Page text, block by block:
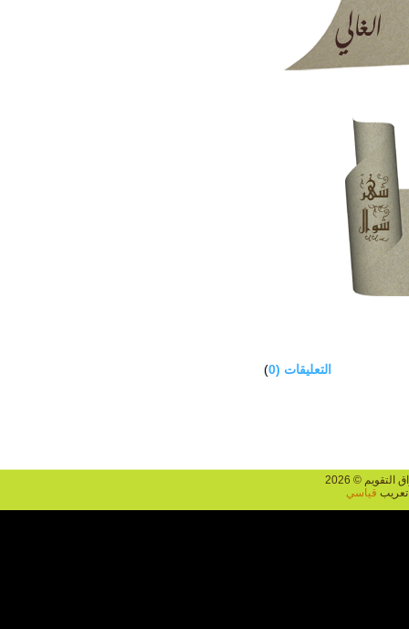
التعليقات (0 )
© 2026
قياسي